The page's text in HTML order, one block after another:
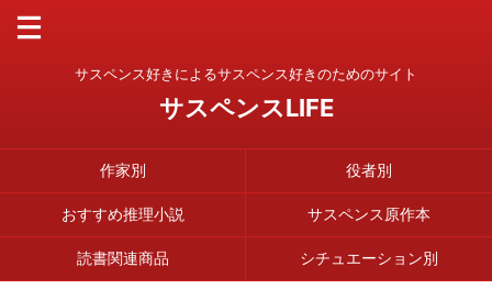
サスペンス好きによるサスペンス好きのためのサイト
サスペンスLIFE
作家別 役者別
おすすめ推理小説 サスペンス原作本
読書関連商品 シチュエーション別